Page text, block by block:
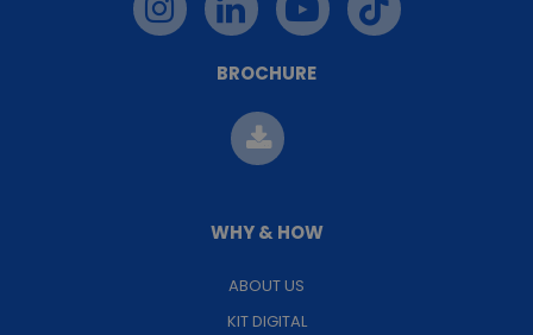
BROCHURE
WHY & HOW
ABOUT US
KIT DIGITAL